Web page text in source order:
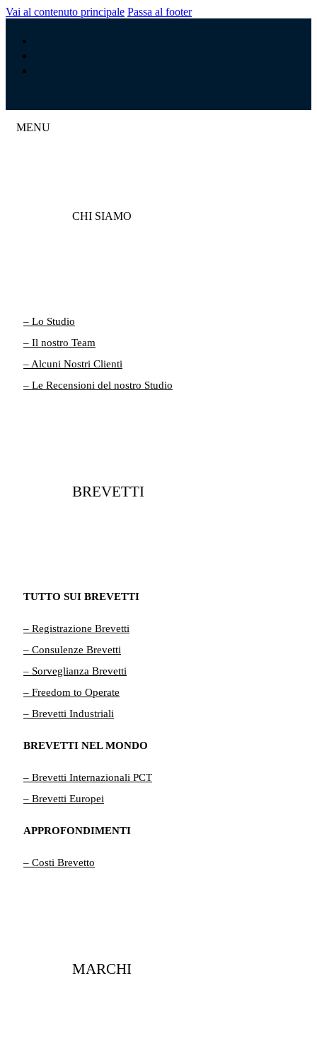
Vai al contenuto principale Passa al footer
MENU
CHI SIAMO
– Lo Studio
– Il nostro Team
– Alcuni Nostri Clienti
– Le Recensioni del nostro Studio
BREVETTI
TUTTO SUI BREVETTI
– Registrazione Brevetti
– Consulenze Brevetti
– Sorveglianza Brevetti
– Freedom to Operate
– Brevetti Industriali
BREVETTI NEL MONDO
– Brevetti Internazionali PCT
– Brevetti Europei
APPROFONDIMENTI
– Costi Brevetto
MARCHI